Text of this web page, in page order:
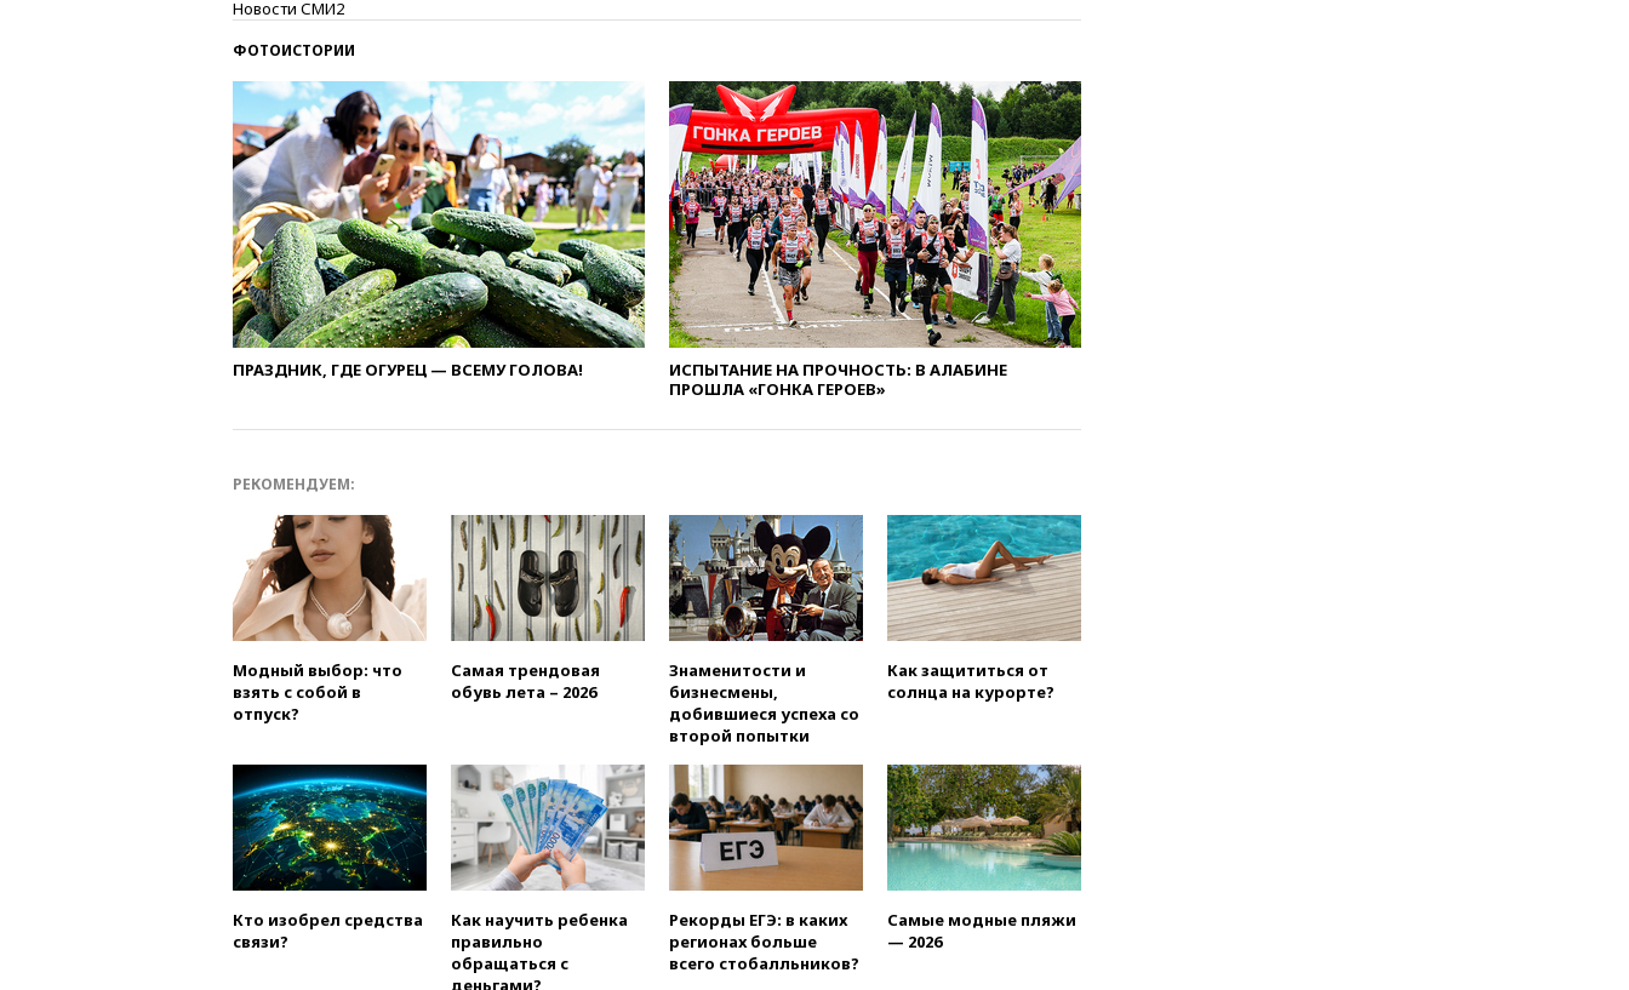
метровой вышки
обращений о прекращении
концессии строительства ж/д
в Армении
вчера, 21:00В России вновь
обсуждают эксперимент по
онлайн-продаже алкоголя
вчера, 20:45Матвиенко:
россиянам могут
рекомендовать не посещать
Армению
вчера, 20:35ПВО за день
сбила еще 281 украинский
беспилотник над Россией
вчера, 20:27Ямпольская
вчера, 20:15Минтранс
предложил оплачивать
защиту дорог от БПЛА из
средств на ремонт
вчера, 20:00Зеленский 8
официальным визитом
вчера, 19:58
отмене ЕГЭ
вчера, 19:50Аэропорты Сочи и
Ярославля приостановили
работу
вчера, 19:35 WP: Трамп
республиканцев поддержать
Вэнса на выборах 2028 года
Новости СМИ2
ФОТОИСТОРИИ
ПРАЗДНИК, ГДЕ ОГУРЕЦ — ВСЕМУ ГОЛОВА!
ИСПЫТАНИЕ НА ПРОЧНОСТЬ: В АЛАБИНЕ
ПРОШЛА «ГОНКА ГЕРОЕВ»
РЕКОМЕНДУЕМ:
Модный выбор: что
взять с собой в
отпуск?
Самая трендовая
обувь лета – 2026
Знаменитости и
бизнесмены,
добившиеся успеха со
второй попытки
Как защититься от
солнца на курорте?
Кто изобрел средства
связи?
Как научить ребенка
правильно
обращаться с
деньгами?
Рекорды ЕГЭ: в каких
регионах больше
всего стобалльников?
Самые модные пляжи
— 2026